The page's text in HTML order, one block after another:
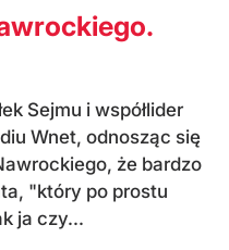
Sejmu i współlider
Wnet, odnosząc się
że bardzo
"który po prostu
ja czy...